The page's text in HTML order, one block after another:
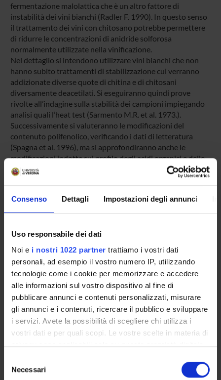
Consenso Dettagli Impostazioni degli annunci
Uso responsabile dei dati
Noi e i nostri 1022 partner trattiamo i vostri dati
personali, ad esempio il vostro numero IP, utilizzando
tecnologie come i cookie per memorizzare e accedere
alle informazioni sul vostro dispositivo al fine di
pubblicare annunci e contenuti personalizzati, misurare
gli annunci e i contenuti, ricercare il pubblico e sviluppare
i servizi. Avete la possibilità di scegliere chi utilizza i
vostri dati e per quali scopi. Le vostre scelte in materia di
privacy sono applicabili solo su questa proprietà digitale
modificare o revocare il proprio consenso in qualsiasi
delNecessari
fermentazione malolattica che è un altro fattore di
instabilità dei vini bianchi (Radler F. 1990). In questo senso
il trattamento dei vini con chitosano potrebbe permettere
di ridurre le concentrazioni di anidride solforosa
normalmente utilizzate nella vinificazione.
Nel dettaglio si intendono utilizzare vini bianchi che non
hanno subito trattamenti di stabilizzazione cui verranno
addizionate diverse quote di chitina e di chitosani
diversamente deacetilati. Si eseguiranno quindi prove
rivolte all’indagine sulla stabilità dei campioni impiegando
analisi quali l’heat test (Sarmento M.R. et al. 1973.).
Successivamente si valuteranno le modificazioni del
contenuto polifenolico, verificando i dati di letteratura
(Spagna et al. 1996), ma si approfondiranno anche le
modificazioni indotte sul profilo degli acidi organici e delle
proteine del vino sia sotto un profilo quantitativo tramite
saggi colorimetrici che qualitativo con analisi
eseguire saggi sulle modificazioni delle attività microbiche
relativamente ai batteri responsabili della fermentazione
chitine e chitosano i vini verificando le modificazioni di
carica batterica sia inoculando batteri lattici in vini trattati
e non al fine di verificare l’effetto sulla proliferazione
batterica della sottrazione di microelementi.
Shahidi F, Arachchi JKV, Jeon YJ: Food applications of chitin
and chitosan. TRENDS IN FOOD SCIENCE &
Juang RS, Wu FC, Tseng RL: Use of chemically modified